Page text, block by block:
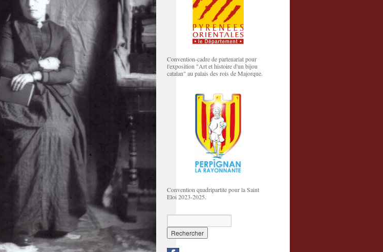
Convention-cadre de partenariat pour
l'exposition "Art et histoire d'un bijou
catalan" au palais des rois de Majorque.
Convention quadripartite pour la Saint
Eloi 2023-2025.